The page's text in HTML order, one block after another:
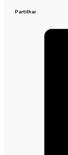
Partilhar